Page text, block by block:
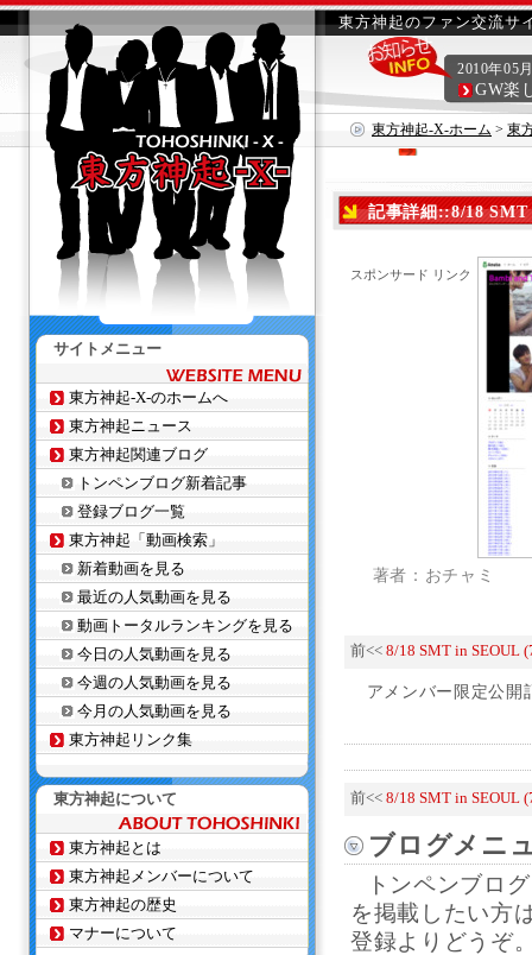
東方神起のファン交流サ
東方神起-X-ホーム > 東
2010年05
GW楽
記事詳細::8/18
スポンサード リンク
著者：おチャミ
前<< 8/18 SMT in SEOUL
アメンバー限定公開
前<< 8/18 SMT in SEOUL
ブログメニ
トンペンブロ
を掲載したい方
登録よりどうぞ
サイトメニュー
東方神起-X-のホームへ
東方神起ニュース
東方神起関連ブログ
トンペンブログ新着記事
登録ブログ一覧
東方神起「動画検索」
新着動画を見る
最近の人気動画を見る
動画トータルランキングを見る
今日の人気動画を見る
今週の人気動画を見る
今月の人気動画を見る
東方神起リンク集
東方神起について
東方神起とは
東方神起メンバーについて
東方神起の歴史
マナーについて